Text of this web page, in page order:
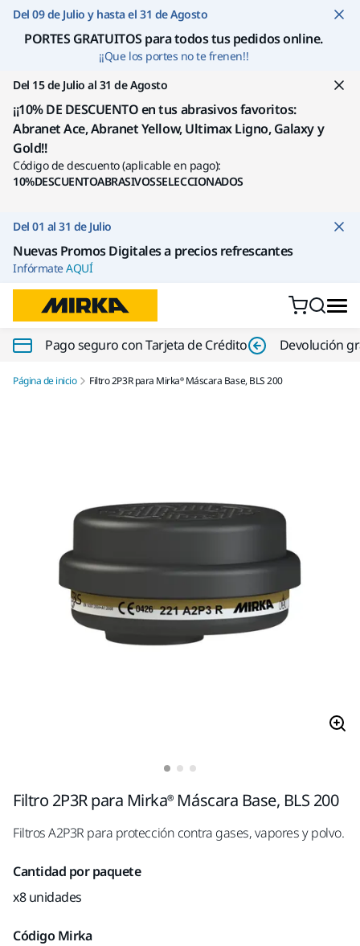
Ir a contenido
Del 09 de Julio y hasta el 31 de Agosto
PORTES GRATUITOS para todos tus pedidos online.
¡¡Que los portes no te frenen!!
Del 15 de Julio al 31 de Agosto
¡¡10% DE DESCUENTO en tus abrasivos favoritos:
Abranet Ace, Abranet Yellow, Ultimax Ligno, Galaxy y
Gold!!
Código de descuento (aplicable en pago):
10%DESCUENTOABRASIVOSSELECCIONADOS
Del 01 al 31 de Julio
Nuevas Promos Digitales a precios refrescantes
InfórmateAQUÍ
Pago seguro con Tarjeta de Crédito Devolución
Página de inicio Filtro 2P3R para Mirka® Máscara Base, BLS 200
Filtro 2P3R para Mirka® Máscara Base, BLS 200
Filtros A2P3R para protección contra gases, vapores y polvo.
Cantidad por paquete
x8 unidades
Código Mirka